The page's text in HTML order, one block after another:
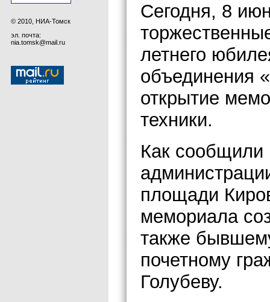
© 2010, НИА-Томск
эл. почта:
nia.tomsk@mail.ru
Сегодня, 8
летнего
объединения
открытие
техники.
Как
площади
мемориала
также
почетному
Голубеву.